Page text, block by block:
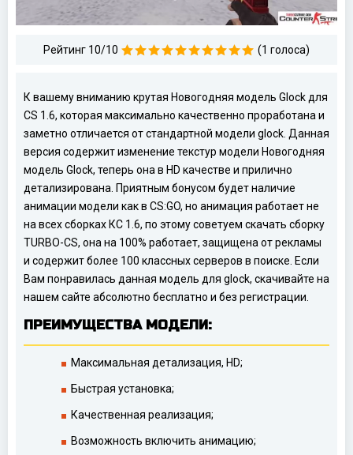
Рейтинг 10/10 (1 голоса)
К вашему вниманию крутая Новогодняя модель Glock для
CS 1.6, которая максимально качественно проработана и
заметно отличается от стандартной модели glock. Данная
версия содержит изменение текстур модели Новогодняя
модель Glock, теперь она в HD качестве и прилично
детализирована. Приятным бонусом будет наличие
анимации модели как в CS:GO, но анимация работает не
на всех сборках КС 1.6, по этому советуем скачать сборку
TURBO-CS, она на 100% работает, защищена от рекламы
и содержит более 100 классных серверов в поиске. Если
Вам понравилась данная модель для glock, скачивайте на
нашем сайте абсолютно бесплатно и без регистрации.
ПРЕИМУЩЕСТВА МОДЕЛИ:
Максимальная детализация, HD;
Быстрая установка;
Качественная реализация;
Возможность включить анимацию;